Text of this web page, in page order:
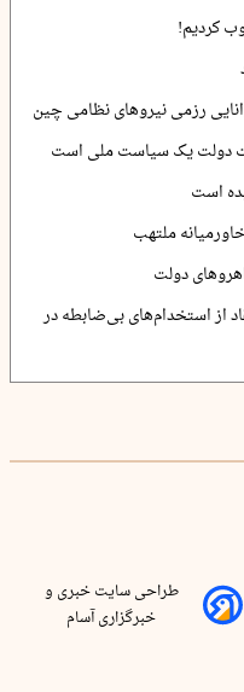
کردیم!
رزمی نیروهای نظامی چین
دولت یک سیاست ملی است
است
ملتهب
دولت
از استخدام‌های بی‌ضابطه در
طراحی سایت خبری و
خبرگزاری آسام